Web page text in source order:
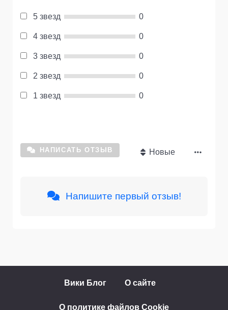
5 звезд 0
4 звезд 0
3 звезд 0
2 звезд 0
1 звезд 0
НАПИСАТЬ ОТЗЫВ Новые
Напишите первый отзыв!
Вики Блог О сайте
О политике файлов Cookie